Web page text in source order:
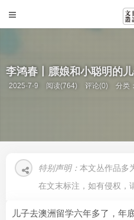
李鸿春丨膘娘和小聪明的
2025-7-9 阅读(764) 评论(0) 分类
特别声明： 本文丛作品多
在文末标注，如有侵权，
儿子去澳洲留学六年多了，年